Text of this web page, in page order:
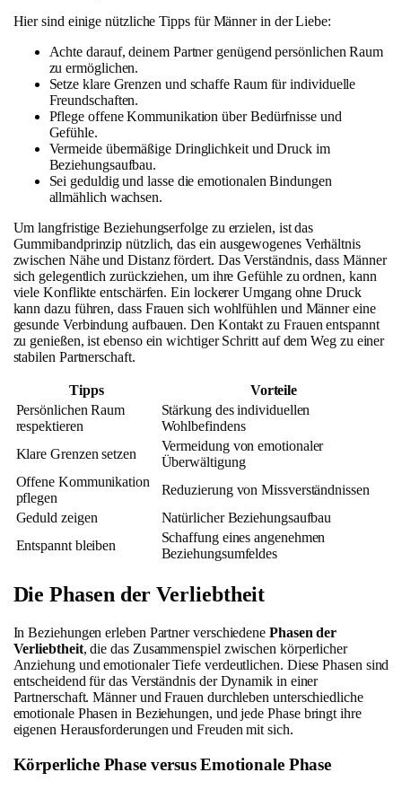
Hier sind einige nützliche Tipps für Männer in der Liebe:
Achte darauf, deinem Partner genügend persönlichen Raum
zu ermöglichen.
Setze klare Grenzen und schaffe Raum für individuelle
Freundschaften.
Pflege offene Kommunikation über Bedürfnisse und
Gefühle.
Vermeide übermäßige Dringlichkeit und Druck im
Beziehungsaufbau.
Sei geduldig und lasse die emotionalen Bindungen
allmählich wachsen.
Um langfristige Beziehungserfolge zu erzielen, ist das
Gummibandprinzip nützlich, das ein ausgewogenes Verhältnis
zwischen Nähe und Distanz fördert. Das Verständnis, dass Männer
sich gelegentlich zurückziehen, um ihre Gefühle zu ordnen, kann
viele Konflikte entschärfen. Ein lockerer Umgang ohne Druck
kann dazu führen, dass Frauen sich wohlfühlen und Männer eine
gesunde Verbindung aufbauen. Den Kontakt zu Frauen entspannt
zu genießen, ist ebenso ein wichtiger Schritt auf dem Weg zu einer
stabilen Partnerschaft.
Tipps
Vorteile
Persönlichen Raum
respektieren
Stärkung des individuellen
Wohlbefindens
Klare Grenzen setzen
Vermeidung von emotionaler
Überwältigung
Offene Kommunikation
pflegen
Reduzierung von Missverständnissen
Geduld zeigen
Natürlicher Beziehungsaufbau
Entspannt bleiben
Schaffung eines angenehmen
Beziehungsumfeldes
Die Phasen der Verliebtheit
In Beziehungen erleben Partner verschiedene Phasen der
Verliebtheit, die das Zusammenspiel zwischen körperlicher
Anziehung und emotionaler Tiefe verdeutlichen. Diese Phasen sind
entscheidend für das Verständnis der Dynamik in einer
Partnerschaft. Männer und Frauen durchleben unterschiedliche
emotionale Phasen in Beziehungen, und jede Phase bringt ihre
eigenen Herausforderungen und Freuden mit sich.
Körperliche Phase versus Emotionale Phase